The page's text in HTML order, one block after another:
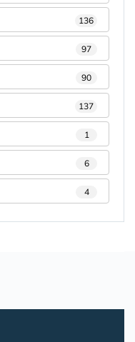
136
97
90
137
1
6
4